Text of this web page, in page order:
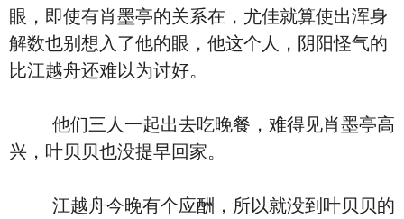
眼，即使有肖墨亭的关系在，尤佳就算使出浑身
解数也别想入了他的眼，他这个人，阴阳怪气的
比江越舟还难以为讨好。
他们三人一起出去吃晚餐，难得见肖墨亭高
兴，叶贝贝也没提早回家。
江越舟今晚有个应酬，所以就没到叶贝贝的